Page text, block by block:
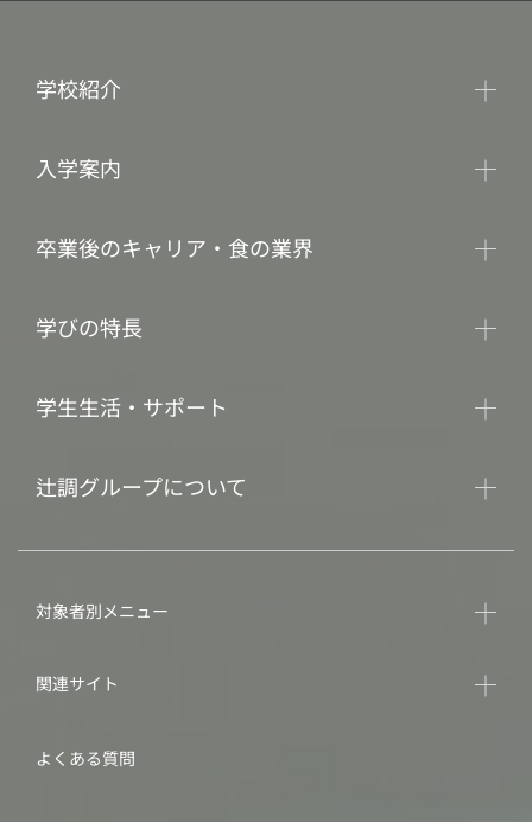
学校紹介
入学案内
卒業後のキャリア・食の業界
学びの特長
学生生活・サポート
辻調グループについて
対象者別メニュー
関連サイト
よくある質問